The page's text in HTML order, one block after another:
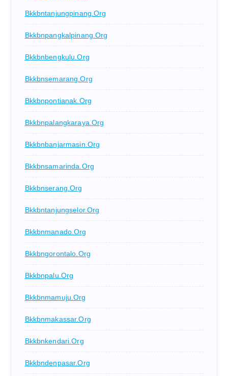
Bkkbntanjungpinang.org
Bkkbnpangkalpinang.org
Bkkbnbengkulu.org
Bkkbnsemarang.org
Bkkbnpontianak.org
Bkkbnpalangkaraya.org
Bkkbnbanjarmasin.org
Bkkbnsamarinda.org
Bkkbnserang.org
Bkkbntanjungselor.org
Bkkbnmanado.org
Bkkbngorontalo.org
Bkkbnpalu.org
Bkkbnmamuju.org
Bkkbnmakassar.org
Bkkbnkendari.org
Bkkbndenpasar.org